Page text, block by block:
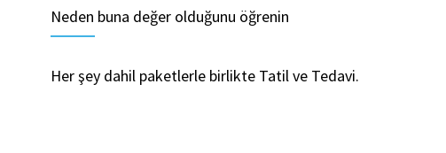
Neden buna değer olduğunu öğrenin
Her şey dahil paketlerle birlikte Tatil ve Tedavi.